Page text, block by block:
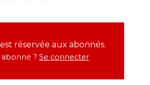
réservée aux abonnés.
abonné ? Se connecter